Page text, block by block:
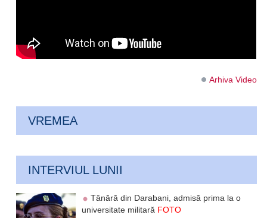
Arhiva Video
VREMEA
INTERVIUL LUNII
Tânără din Darabani, admisă prima la o
universitate militară FOTO